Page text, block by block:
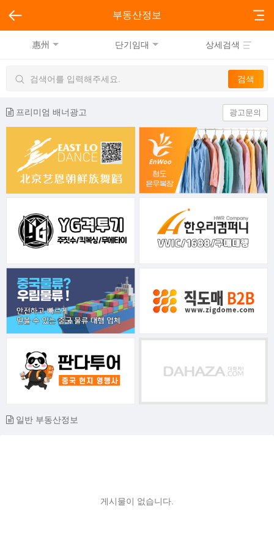
부동산정보
惠州 단기임대 상세검색
프리미엄 배너광고 광고문의
일반 부동산정보
게시물이 없습니다.